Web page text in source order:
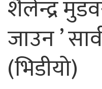
शैलेन्द्र
जाउन ’
(भिडीयो)